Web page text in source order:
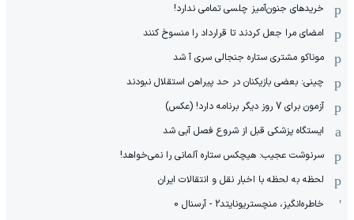
خریدهای جنون‌آمیز چلسی تمامی ندارد!
امضای مرا جعل کردند تا قرارداد را منسوخ کنند
موناکو مشتری ستاره جنجالی سری آ شد
چینی: بعضی بازیکنان در حد پیراهن استقلال نبودند
آزمون برای 7 روز دیگر برنامه دارد! (عکس)
ایستگاه پزشکی قبل از شروع فصل آبی شد
سرنوشت عجیب: هیچکس ستاره آلمانی را نمی‌خواهد!
لحظه به لحظه با اخبار نقل و انتقالات ایران
خاطره‌انگیز، منچستریونایتد2 - آرسنال 0